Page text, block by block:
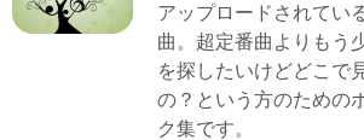
アップロードされてい
曲。超定番曲よりもう
を探したいけどどこで
の？という方のための
ク集です。